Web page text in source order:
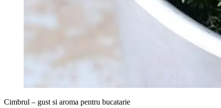
Cimbrul – gust si aroma pentru bucatarie